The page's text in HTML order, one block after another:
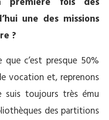
une des missions
?
c’est presque 50%
vocation et, reprenons
suis toujours très ému
des partitions